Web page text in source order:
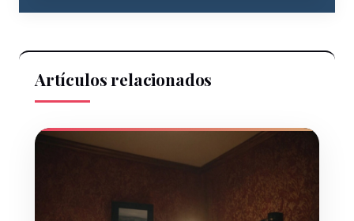
Artículos relacionados